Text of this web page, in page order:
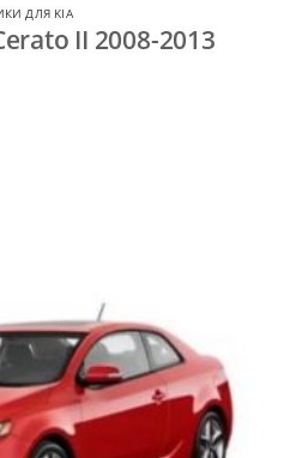
ДЛЯ KIA
II 2008-2013